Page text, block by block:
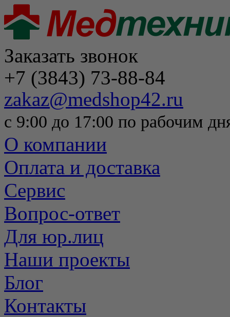
Заказать звонок
+7 (3843) 73-88-84
zakaz@medshop42.ru
с 9:00 до 17:00 по рабочим
О компании
Оплата и доставка
Сервис
Вопрос-ответ
Для юр.лиц
Наши проекты
Блог
Контакты